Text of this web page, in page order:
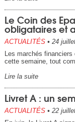
Le Coin des
obligataires et
ACTUALITÉS • 24
Les marchés
cette semaine, tout
Lire la suite
Livret A : un
ACTUALITÉS • 22